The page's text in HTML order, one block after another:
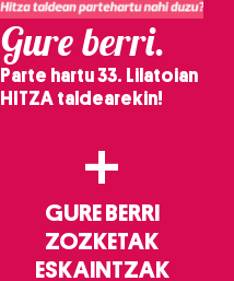
Gure berri.
Parte hartu 33. Lilatoian
HITZA taldearekin!
+
GURE BERRI
ZOZKETAK
ESKAINTZAK